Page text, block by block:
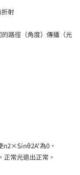
射
路徑（角度）傳播（光
n2×Sinθ2A'為0，
常光退出正常。